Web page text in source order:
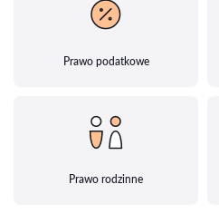
Prawo podatkowe
Prawo rodzinne